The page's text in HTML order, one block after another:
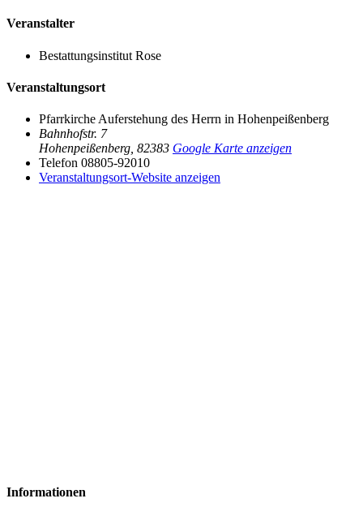
Veranstalter
Bestattungsinstitut Rose
Veranstaltungsort
Pfarrkirche Auferstehung des Herrn in Hohenpeißenberg
Bahnhofstr. 7
Hohenpeißenberg 82383 Google Karte anzeigen
Telefon 08805-92010
Veranstaltungsort-Website anzeigen
Informationen